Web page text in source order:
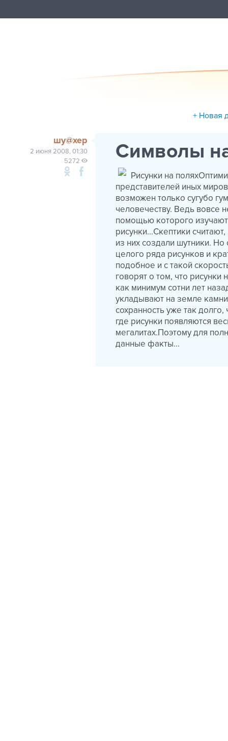
+ Новая
шу@хер
2 июня 2008, 01:30
5272
Символы
Рисунки на
представителей иных
возможен только сугубо
человечеству. Ведь вовсе
помощью которого
рисунки...Скептики
из них создали шутники.
целого ряда рисунков и
подобное и с такой
говорят о том, что рисунки
как минимум сотни лет
укладывают на земле
сохранность уже так
где рисунки появляются
мегалитах.Поэтому для
данные факты...